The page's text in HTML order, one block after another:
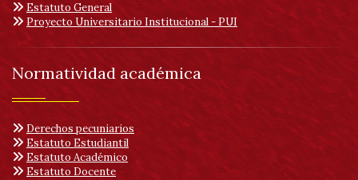
Estatuto General
Proyecto Universitario Institucional - PUI
Normatividad académica
Derechos pecuniarios
Estatuto Estudiantil
Estatuto Académico
Estatuto Docente